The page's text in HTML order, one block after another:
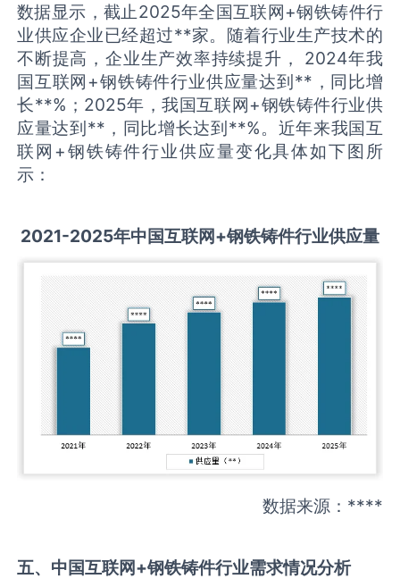
数据显示，截止2025年全国互联网+钢铁铸件行
业供应企业已经超过**家。随着行业生产技术的
不断提高，企业生产效率持续提升， 2024年我
国互联网+钢铁铸件行业供应量达到**，同比增
长**%；2025年，我国互联网+钢铁铸件行业供
应量达到**，同比增长达到**%。近年来我国互
联网+钢铁铸件行业供应量变化具体如下图所
示：
2021-2025年中国互联网+钢铁铸件行业供应量
数据来源：****
五、中国互联网+钢铁铸件行业需求情况分析